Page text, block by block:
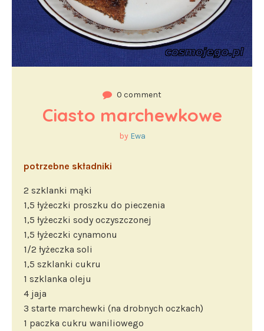
0 comment
Ciasto marchewkowe
by Ewa
potrzebne składniki
2 szklanki mąki
1,5 łyżeczki proszku do pieczenia
1,5 łyżeczki sody oczyszczonej
1,5 łyżeczki cynamonu
1/2 łyżeczka soli
1,5 szklanki cukru
1 szklanka oleju
4 jaja
3 starte marchewki (na drobnych oczkach)
1 paczka cukru waniliowego